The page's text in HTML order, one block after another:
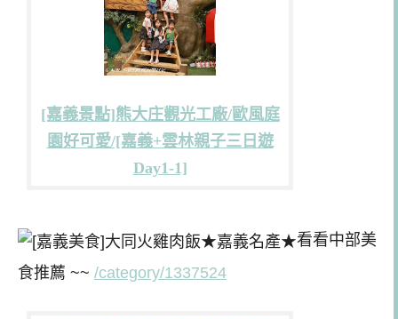
[嘉義景點]熊大庄觀光工廠/歐風庭
園好可愛/[嘉義+雲林親子三日遊
Day1-1]
看看中部美
食推薦 ~~ /category/1337524